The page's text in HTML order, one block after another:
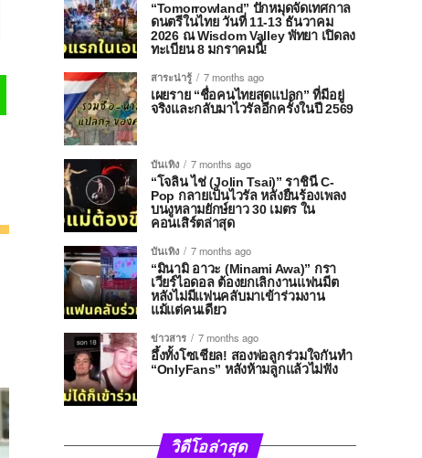
“Tomorrowland” ปักหมุดจัดเทศกาล
ดนตรีในไทย วันที่ 11-13 ธันวาคม
2026 ณ Wisdom Valley พัทยา เปิดลง
ทะเบียน 8 มกราคมนี้!
สาระน่ารู้
7 months ago
เผยราย “ชื่อคนไทยสุดแปลก” ที่มีอยู่
จริงและกลับมาไวรัลอีกครั้งในปี 2569
บันเทิง
7 months ago
“โจลิน ไช่ (Jolin Tsai)” ราชินี C-
Pop กลายเป็นไวรัล หลังยืนร้องเพลง
บนงูหลามยักษ์ยาว 30 เมตร ใน
คอนเสิร์ตล่าสุด
บันเทิง
7 months ago
“มินามิ อาวะ (Minami Awa)” กรา
เวียร์ไอดอล ต้องยกเลิกงานแฟนมีต
หลังไม่มีแฟนคลับมาเข้าร่วมงาน
แม้แต่คนเดียว
ข่าวสาร
7 months ago
อึ้งทั้งโซเชียล! สองพ่อลูกร่วมใจกันทำ
“OnlyFans” หลังห้ามลูกแล้วไม่ฟัง
วิดีโอล่าสุด